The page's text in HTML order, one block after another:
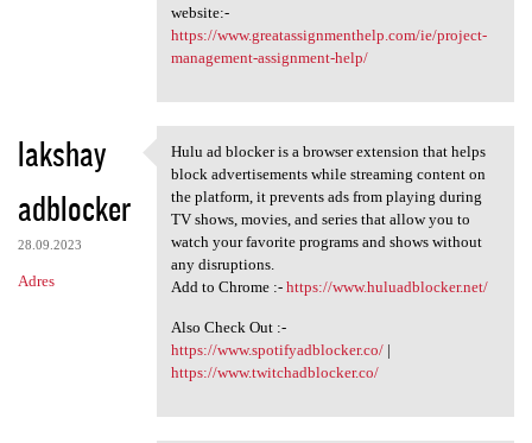
website:-
https://www.greatassignmenthelp.com/ie/project-
management-assignment-help/
lakshay
adblocker
28.09.2023
Adres
Hulu ad blocker is a browser
Hulu ad blocker is a browser extension that helps
block advertisements while streaming content on
the platform, it prevents ads from playing during
TV shows, movies, and series that allow you to
watch your favorite programs and shows without
any disruptions.
Add to Chrome :- https://www.huluadblocker.net/
Also Check Out :-
https://www.spotifyadblocker.co/|
https://www.twitchadblocker.co/